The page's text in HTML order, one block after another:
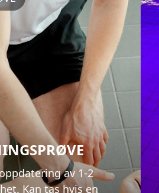
av 1-2
Kan tas hvis en
gjennomført